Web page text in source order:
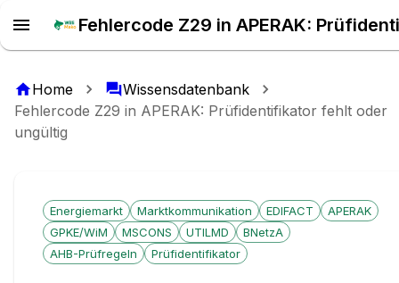
Home
Wissensdatenbank
Fehlercode Z29 in APERAK: Prüfidentifikator fehlt oder
ungültig
Energiemarkt Marktkommunikation EDIFACT
APERAK
GPKE/WiM
MSCONS UTILMD
BNetzA
AHB-Prüfregeln
Prüfidentifikator